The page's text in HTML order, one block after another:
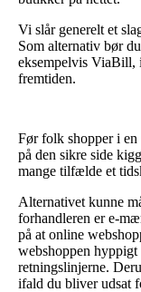
Vi slår generelt et
Som alternativ bør
eksempelvis ViaBill,
fremtiden.
Før folk shopper i
på den sikre side
mange tilfælde et
Alternativet kunne
forhandleren er e-
på at online
webshoppen hyppigt
retningslinjerne.
ifald du bliver udsat